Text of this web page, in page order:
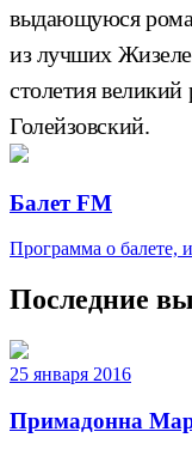
выдающуюся
из лучших
столетия
Голейзовский.
Балет FM
Программа о балете,
Последние
25 января 2016
Примадонна